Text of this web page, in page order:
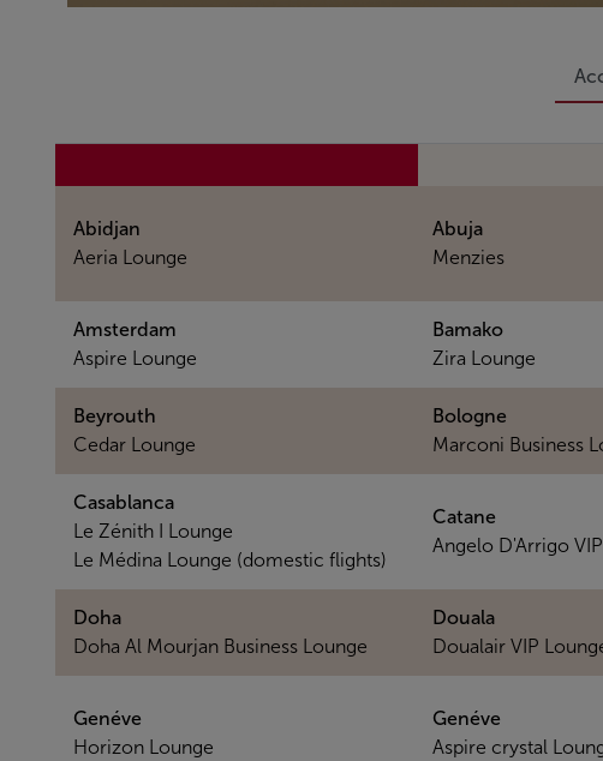
Abidjan
Aeria Lounge
Abuja
Menzies
Amsterdam
Aspire Lounge
Bamako
Zira Lounge
Beyrouth
Cedar Lounge
Bologne
Marconi Business
Casablanca
Le Zénith I Lounge
Le Médina Lounge (domestic flights)
Catane
Angelo D'Arrigo
Doha
Doha Al Mourjan Business Lounge
Douala
Doualair VIP
Genéve
Horizon Lounge
Genéve
Aspire crystal